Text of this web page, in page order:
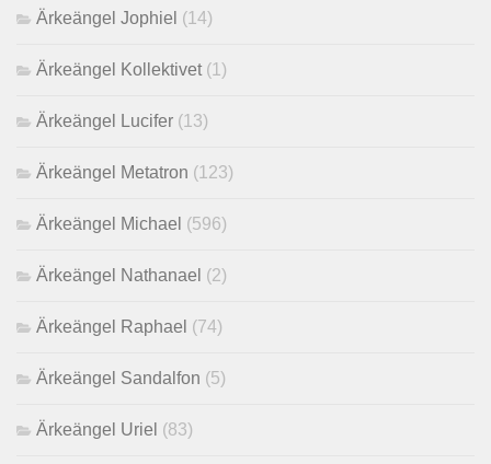
Ärkeängel Jophiel (14)
Ärkeängel Kollektivet (1)
Ärkeängel Lucifer (13)
Ärkeängel Metatron (123)
Ärkeängel Michael (596)
Ärkeängel Nathanael (2)
Ärkeängel Raphael (74)
Ärkeängel Sandalfon (5)
Ärkeängel Uriel (83)